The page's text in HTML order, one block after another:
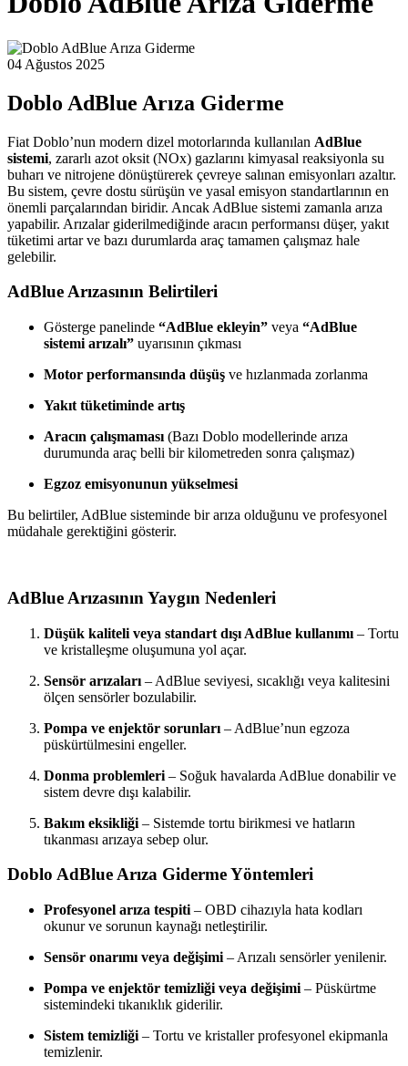
04 Ağustos 2025
Doblo AdBlue Arıza Giderme
Fiat Doblo’nun modern dizel motorlarında kullanılan AdBlue
sistemi, zararlı azot oksit (NOx) gazlarını kimyasal reaksiyonla su
buharı ve nitrojene dönüştürerek çevreye salınan emisyonları azaltır.
Bu sistem, çevre dostu sürüşün ve yasal emisyon standartlarının en
önemli parçalarından biridir. Ancak AdBlue sistemi zamanla arıza
yapabilir. Arızalar giderilmediğinde aracın performansı düşer, yakıt
tüketimi artar ve bazı durumlarda araç tamamen çalışmaz hale
gelebilir.
AdBlue Arızasının Belirtileri
Gösterge panelinde “AdBlue ekleyin” veya “AdBlue
sistemi arızalı” uyarısının çıkması
Motor performansında düşüş ve hızlanmada zorlanma
Yakıt tüketiminde artış
Aracın çalışmaması (Bazı Doblo modellerinde arıza
durumunda araç belli bir kilometreden sonra çalışmaz)
Egzoz emisyonunun yükselmesi
Bu belirtiler, AdBlue sisteminde bir arıza olduğunu ve profesyonel
müdahale gerektiğini gösterir.
AdBlue Arızasının Yaygın Nedenleri
Düşük kaliteli veya standart dışı AdBlue kullanımı – Tortu
ve kristalleşme oluşumuna yol açar.
Sensör arızaları – AdBlue seviyesi, sıcaklığı veya kalitesini
ölçen sensörler bozulabilir.
Pompa ve enjektör sorunları – AdBlue’nun egzoza
püskürtülmesini engeller.
Donma problemleri – Soğuk havalarda AdBlue donabilir ve
sistem devre dışı kalabilir.
Bakım eksikliği – Sistemde tortu birikmesi ve hatların
tıkanması arızaya sebep olur.
Doblo AdBlue Arıza Giderme Yöntemleri
Profesyonel arıza tespiti – OBD cihazıyla hata kodları
okunur ve sorunun kaynağı netleştirilir.
Sensör onarımı veya değişimi – Arızalı sensörler yenilenir.
Pompa ve enjektör temizliği veya değişimi – Püskürtme
sistemindeki tıkanıklık giderilir.
Sistem temizliği – Tortu ve kristaller profesyonel ekipmanla
temizlenir.